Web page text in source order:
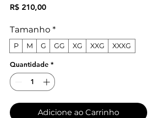
R$ 210,00Preço
Tamanho *
P M G GG XG XXG XXXG
Quantidade *
Adicione ao Carrinho